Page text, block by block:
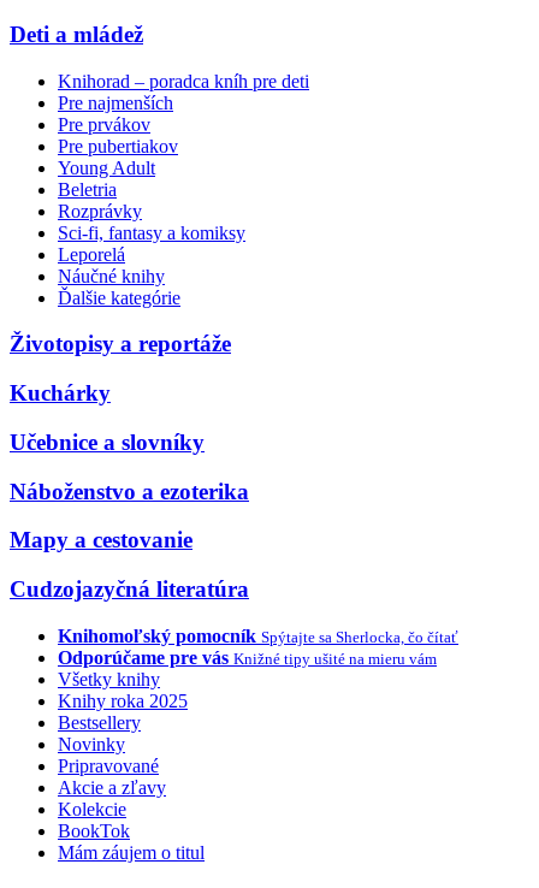
Deti a mládež
Knihorad – poradca kníh pre deti
Pre najmenších
Pre prvákov
Pre pubertiakov
Young Adult
Beletria
Rozprávky
Sci-fi, fantasy a komiksy
Leporelá
Náučné knihy
Ďalšie kategórie
Životopisy a reportáže
Kuchárky
Učebnice a slovníky
Náboženstvo a ezoterika
Mapy a cestovanie
Cudzojazyčná literatúra
Knihomoľský pomocník Spýtajte sa Sherlocka, čo čítať
Odporúčame pre vás Knižné tipy ušité na mieru vám
Všetky knihy
Knihy roka 2025
Bestsellery
Novinky
Pripravované
Akcie a zľavy
Kolekcie
BookTok
Mám záujem o titul